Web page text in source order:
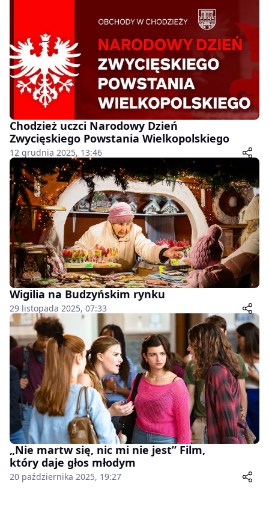
Chodzież uczci Narodowy Dzień
Zwycięskiego Powstania Wielkopolskiego
12 grudnia 2025, 13:46
Wigilia na Budzyńskim rynku
29 listopada 2025, 07:33
„Nie martw się, nic mi nie jest” Film,
który daje głos młodym
20 października 2025, 19:27